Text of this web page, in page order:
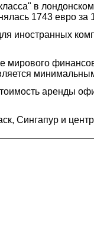
в
1743 евро за
иностранных
аренды
Сингапур и